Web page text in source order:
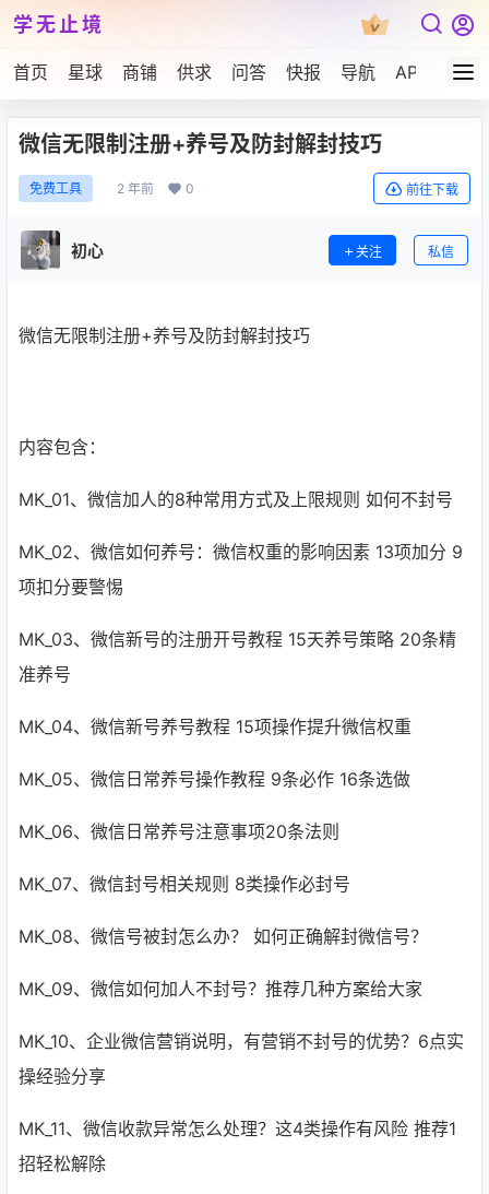
学无止境
首页 星球 商铺 供求 问答 快报 导航 APP下载
微信无限制注册+养号及防封解封技巧
免费工具 2 年前 0 前往下载
初心 关注 私信
微信无限制注册+养号及防封解封技巧
内容包含：
MK_01、微信加人的8种常用方式及上限规则 如何不封号
MK_02、微信如何养号：微信权重的影响因素 13项加分 9
项扣分要警惕
MK_03、微信新号的注册开号教程 15天养号策略 20条精
准养号
MK_04、微信新号养号教程 15项操作提升微信权重
MK_05、微信日常养号操作教程 9条必作 16条选做
MK_06、微信日常养号注意事项20条法则
MK_07、微信封号相关规则 8类操作必封号
MK_08、微信号被封怎么办？ 如何正确解封微信号？
MK_09、微信如何加人不封号？推荐几种方案给大家
MK_10、企业微信营销说明，有营销不封号的优势？6点实
操经验分享
MK_11、微信收款异常怎么处理？这4类操作有风险 推荐1
招轻松解除